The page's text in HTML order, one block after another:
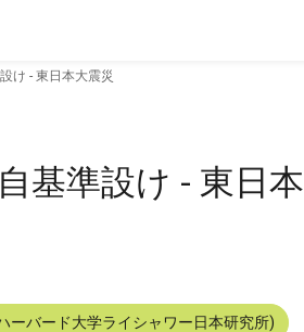
け - 東日本大震災
基準設け - 東日本
ーバード大学ライシャワー日本研究所)